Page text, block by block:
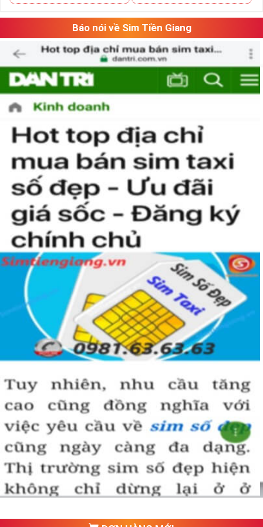
Hướng Dẫn Cách Chọn Mua Sim Hợp Mệnh Mộc
Sau đây là tổng hợp những cách chọn sim được những dẫn
chơi sim áp dụng rất nhiều trong việc chọn mua sim phong
thủy.
1. Quy luật tương sinh – tương khắc trong ngũ
hành
Ngũ hành tương sinh, ngũ hành tương khắc và hành của các
con số:
- Ngũ hành tương sinh: Kim sinh Thủy, Thủy sinh Mộc, Mộc
sinh Hỏa, Hỏa sinh Thổ, Thổ sinh Kim.
- Ngũ hành tương khắc: Kim khắc Mộc, Mộc khắc Thổ, Thổ
khắc Thủy, Thủy khắc Hỏa, Hỏa khắc Kim.
Hành thủy: Số 0, 1
Hành thổ: Số 2, 5, 8
Hành mộc: Số 3,4
Hành kim: Số 6,7
Hành hỏa: Số 9
2. Cách Chọn Sim Số Đẹp Cho Người Mệnh Mộc
Dựa vào đó bạn có thể luận giải sim số đẹp hợp mệnh Mộc là
Báo nói về Sim Tiền Giang